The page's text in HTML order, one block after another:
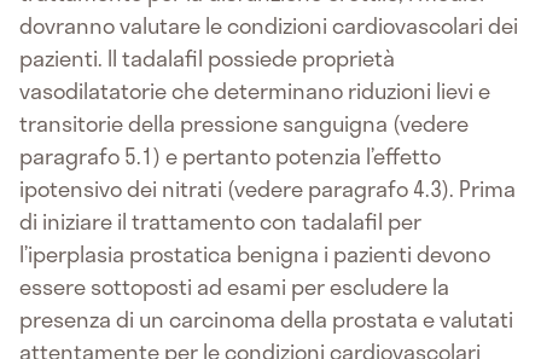
dovranno valutare le condizioni cardiovascolari dei
pazienti. Il tadalafil possiede proprietà
vasodilatatorie che determinano riduzioni lievi e
transitorie della pressione sanguigna (vedere
paragrafo 5.1) e pertanto potenzia l’effetto
ipotensivo dei nitrati (vedere paragrafo 4.3). Prima
di iniziare il trattamento con tadalafil per
l’iperplasia prostatica benigna i pazienti devono
essere sottoposti ad esami per escludere la
presenza di un carcinoma della prostata e valutati
attentamente per le condizioni cardiovascolari